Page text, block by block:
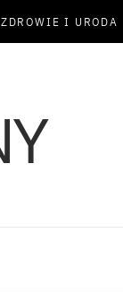
ZDROWIE I URODA